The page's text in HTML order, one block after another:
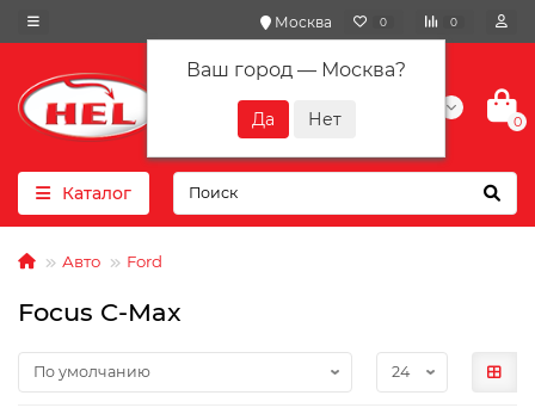
Москва
Ваш город — Москва?
0 0
+7(901) 417-10-01
0
Каталог
Авто Ford
Focus C-Max